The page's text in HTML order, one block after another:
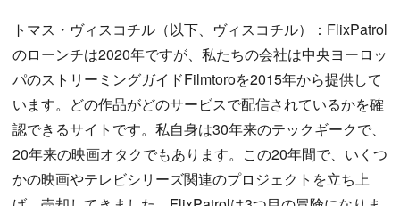
トマス・ヴィスコチル（以下、ヴィスコチル）：FlixPatrol
のローンチは2020年ですが、私たちの会社は中央ヨーロッ
パのストリーミングガイドFilmtoroを2015年から提供して
います。どの作品がどのサービスで配信されているかを確
認できるサイトです。私自身は30年来のテックギークで、
20年来の映画オタクでもあります。この20年間で、いくつ
かの映画やテレビシリーズ関連のプロジェクトを立ち上